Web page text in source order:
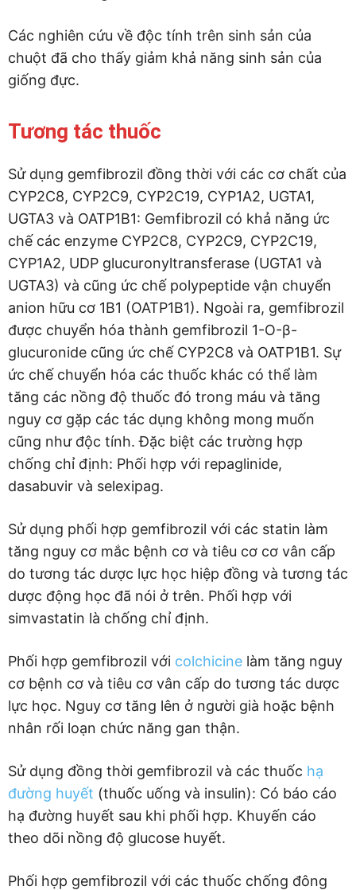
Các nghiên cứu về độc tính trên sinh sản của
chuột đã cho thấy giảm khả năng sinh sản của
giống đực.
Tương tác thuốc
Sử dụng gemfibrozil đồng thời với các cơ chất của
CYP2C8, CYP2C9, CYP2C19, CYP1A2, UGTA1,
UGTA3 và OATP1B1: Gemfibrozil có khả năng ức
chế các enzyme CYP2C8, CYP2C9, CYP2C19,
CYP1A2, UDP glucuronyltransferase (UGTA1 và
UGTA3) và cũng ức chế polypeptide vận chuyển
anion hữu cơ 1B1 (OATP1B1). Ngoài ra, gemfibrozil
được chuyển hóa thành gemfibrozil 1-O-β-
glucuronide cũng ức chế CYP2C8 và OATP1B1. Sự
ức chế chuyển hóa các thuốc khác có thể làm
tăng các nồng độ thuốc đó trong máu và tăng
nguy cơ gặp các tác dụng không mong muốn
cũng như độc tính. Đặc biệt các trường hợp
chống chỉ định: Phối hợp với repaglinide,
dasabuvir và selexipag.
Sử dụng phối hợp gemfibrozil với các statin làm
tăng nguy cơ mắc bệnh cơ và tiêu cơ cơ vân cấp
do tương tác dược lực học hiệp đồng và tương tác
dược động học đã nói ở trên. Phối hợp với
simvastatin là chống chỉ định.
Phối hợp gemfibrozil với colchicine làm tăng nguy
cơ bệnh cơ và tiêu cơ vân cấp do tương tác dược
lực học. Nguy cơ tăng lên ở người già hoặc bệnh
nhân rối loạn chức năng gan thận.
Sử dụng đồng thời gemfibrozil và các thuốc hạ
đường huyết (thuốc uống và insulin): Có báo cáo
hạ đường huyết sau khi phối hợp. Khuyến cáo
theo dõi nồng độ glucose huyết.
Phối hợp gemfibrozil với các thuốc chống đông